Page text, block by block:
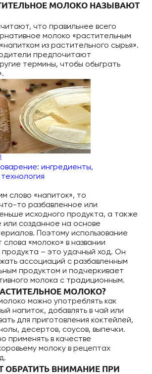
МОЛОКО НАЗЫВАЮТ
что правильнее всего
молоко «растительным
из растительного сырья».
предпочитают
термины, чтобы обыграть
ингредиенты,
слово «напиток», то
то разбавленное или
исходного продукта, а также
или созданное на основе
Поэтому использование
слова «молоко» в названии
продукта – это удачный ход. Он
ассоциаций с разбавленным
продуктом и подчеркивает
молока с традиционным.
МОЛОКО?
можно употреблять как
напиток, добавлять в чай или
для приготовления коктейлей,
десертов, соусов, выпечки.
применять в качестве
молоку в рецептах
ОБРАТИТЬ ВНИМАНИЕ ПРИ